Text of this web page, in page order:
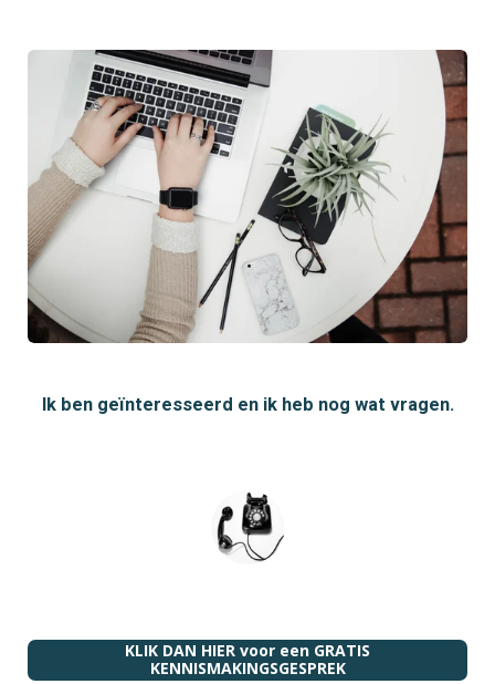
Ik ben geïnteresseerd en ik heb nog wat vragen.
KLIK DAN HIER voor een GRATIS
KENNISMAKINGSGESPREK